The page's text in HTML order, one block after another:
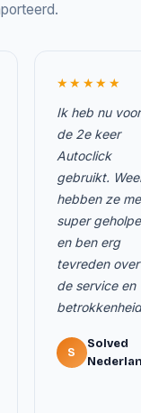
★★★★★
Ik heb nu voor
de 2e keer
Autoclick
gebruikt.
hebben ze me
super
en ben erg
tevreden over
de service en
S
Solved